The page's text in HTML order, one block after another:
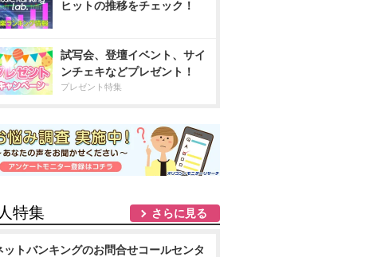
ヒットの推移をチェック！
試写会、登壇イベント、サイ
ンチェキなどプレゼント！
プレゼント特集
特集 さらに見る
ットバンキングのお問合せコールセンタ